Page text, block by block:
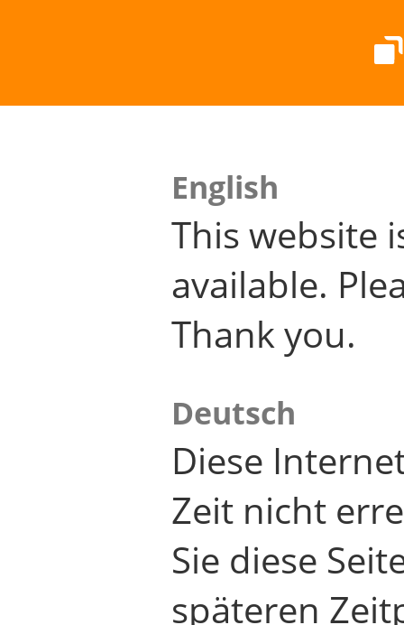
English
This website
available.
Thank you.
Deutsch
Diese
Zeit nicht
Sie diese
späteren